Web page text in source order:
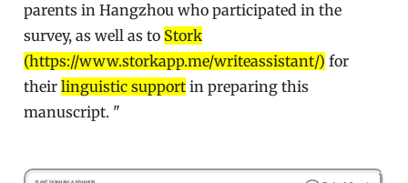
parents in Hangzhou who participated in the
survey, as well as to Stork
(https://www.storkapp.me/writeassistant/) for
theirlinguistic support in preparing this
manuscript. "